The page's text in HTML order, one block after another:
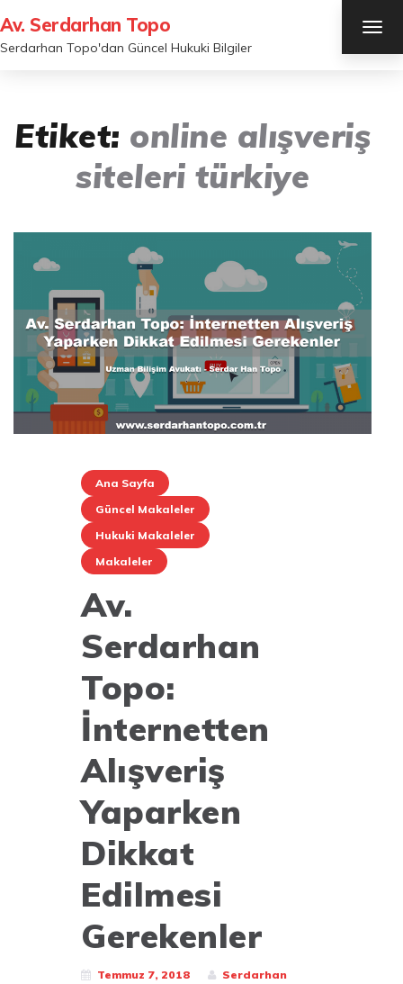
Av. Serdarhan Topo
Serdarhan Topo'dan Güncel Hukuki Bilgiler
Etiket: online alışveriş
siteleri türkiye
Ana Sayfa
Güncel Makaleler
Hukuki Makaleler
Makaleler
Av.
Serdarhan
Topo:
İnternetten
Alışveriş
Yaparken
Dikkat
Edilmesi
Gerekenler
Temmuz 7, 2018
Serdarhan